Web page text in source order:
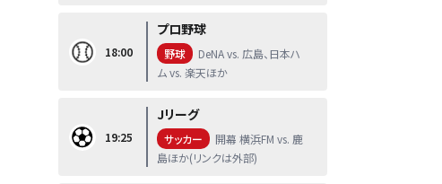
18:00
プロ野球
野球
DeNA vs. 広島、日本ハ
ム vs. 楽天ほか
19:25
Jリーグ
サッカー
開幕 横浜FM vs. 鹿
島ほか(リンクは外部)